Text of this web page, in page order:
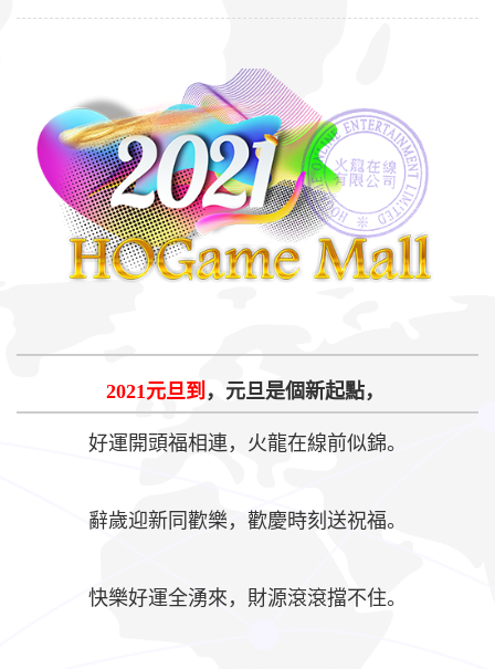
2021元旦到 ，元旦是個新起點，
好運開頭福相連，火龍在線前似錦。
辭歲迎新同歡樂，歡慶時刻送祝福。
快樂好運全湧來，財源滾滾擋不住。